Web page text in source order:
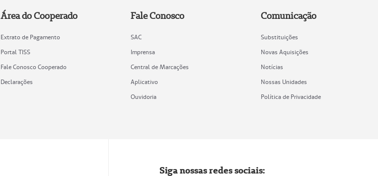
Área do Cooperado
Extrato de Pagamento
Portal TISS
Fale Conosco Cooperado
Declarações
Fale Conosco
SAC
Imprensa
Central de Marcações
Aplicativo
Ouvidoria
Comunicação
Substituições
Novas Aquisições
Notícias
Nossas Unidades
Política de Privacidade
Siga nossas redes sociais: